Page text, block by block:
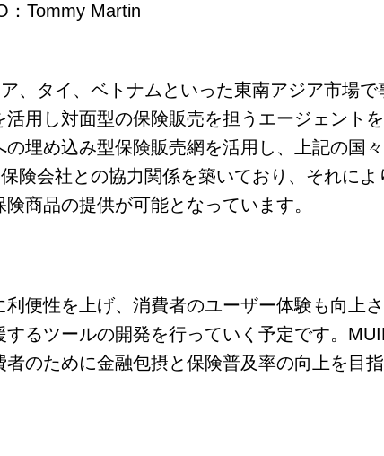
：Tommy Martin
、タイ、ベトナムといった東南アジア市場
用し対面型の保険販売を担うエージェント
埋め込み型保険販売網を活用し、上記の国
険会社との協力関係を築いており、それに
商品の提供が可能となっています。
便性を上げ、消費者のユーザー体験も向上
るツールの開発を行っていく予定です。
のために金融包摂と保険普及率の向上を目